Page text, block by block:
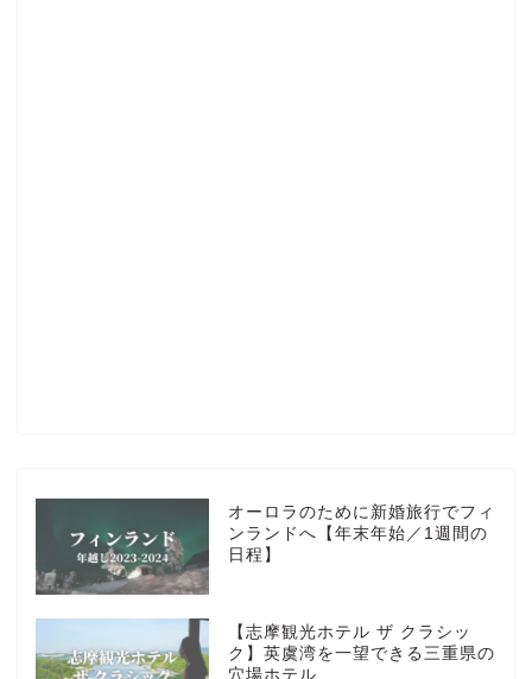
オーロラのために新婚旅行でフィ
ンランドへ【年末年始／1週間の
日程】
【志摩観光ホテル ザ クラシッ
ク】英虞湾を一望できる三重県の
穴場ホテル
HOTEL
TRAVEL